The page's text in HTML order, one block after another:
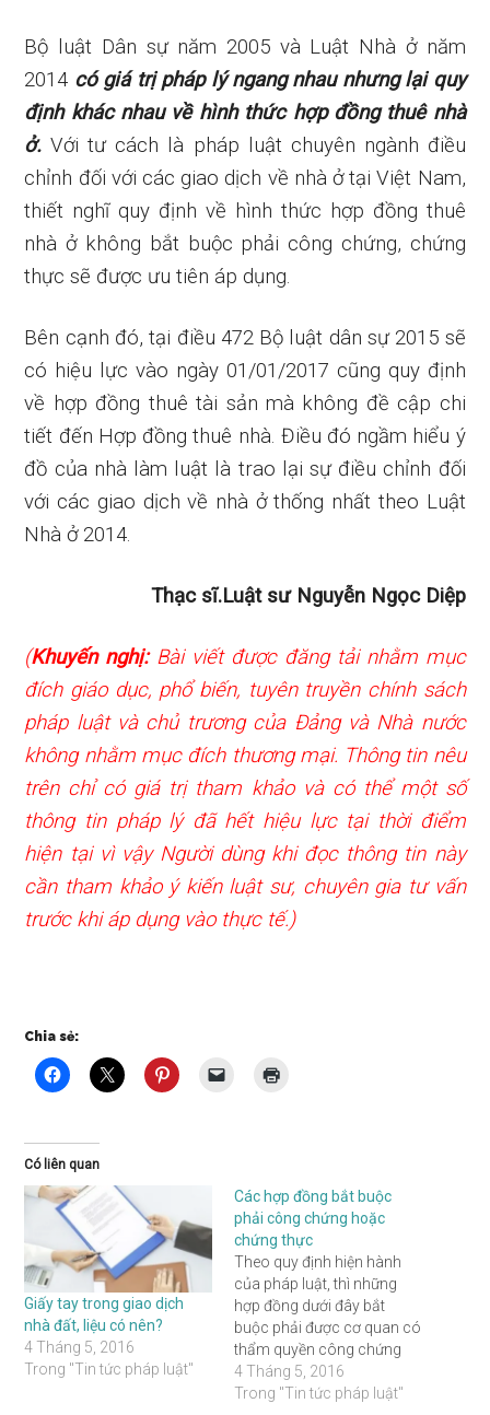
Bộ luật Dân sự năm 2005 và Luật Nhà ở năm
2014 có giá trị pháp lý ngang nhau nhưng lại quy
định khác nhau về hình thức hợp đồng thuê nhà
ở. Với tư cách là pháp luật chuyên ngành điều
chỉnh đối với các giao dịch về nhà ở tại Việt Nam,
thiết nghĩ quy định về hình thức hợp đồng thuê
nhà ở không bắt buộc phải công chứng, chứng
thực sẽ được ưu tiên áp dụng.
Bên cạnh đó, tại điều 472 Bộ luật dân sự 2015 sẽ
có hiệu lực vào ngày 01/01/2017 cũng quy định
về hợp đồng thuê tài sản mà không đề cập chi
tiết đến Hợp đồng thuê nhà. Điều đó ngầm hiểu ý
đồ của nhà làm luật là trao lại sự điều chỉnh đối
với các giao dịch về nhà ở thống nhất theo Luật
Nhà ở 2014.
Thạc sĩ.Luật sư Nguyễn Ngọc Diệp
(Khuyến nghị:Bài viết được đăng tải nhằm mục
đích giáo dục, phổ biến, tuyên truyền chính sách
pháp luật và chủ trương của Đảng và Nhà nước
không nhằm mục đích thương mại. Thông tin nêu
trên chỉ có giá trị tham khảo và có thể một số
thông tin pháp lý đã hết hiệu lực tại thời điểm
hiện tại vì vậy Người dùng khi đọc thông tin này
cần tham khảo ý kiến luật sư, chuyên gia tư vấn
trước khi áp dụng vào thực tế.)
Chia sẻ:
Có liên quan
Giấy tay trong giao dịch
nhà đất, liệu có nên?
4 Tháng 5, 2016
Trong "Tin tức pháp luật"
Các hợp đồng bắt buộc
phải công chứng hoặc
chứng thực
Theo quy định hiện hành
của pháp luật, thì những
hợp đồng dưới đây bắt
buộc phải được cơ quan có
thẩm quyền công chứng
hoặc chứng thực: 1. Hợp
đồng chuyển nhượng
4 Tháng 5, 2016
Trong "Tin tức pháp luật"